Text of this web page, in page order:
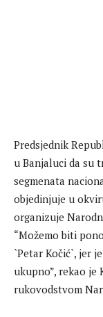
Predsjednik
u Banjaluci da su
segmenata
objedinjuje u
organizuje
“Možemo biti
`Petar Kočić`, jer
ukupno”, rekao je
rukovodstvom